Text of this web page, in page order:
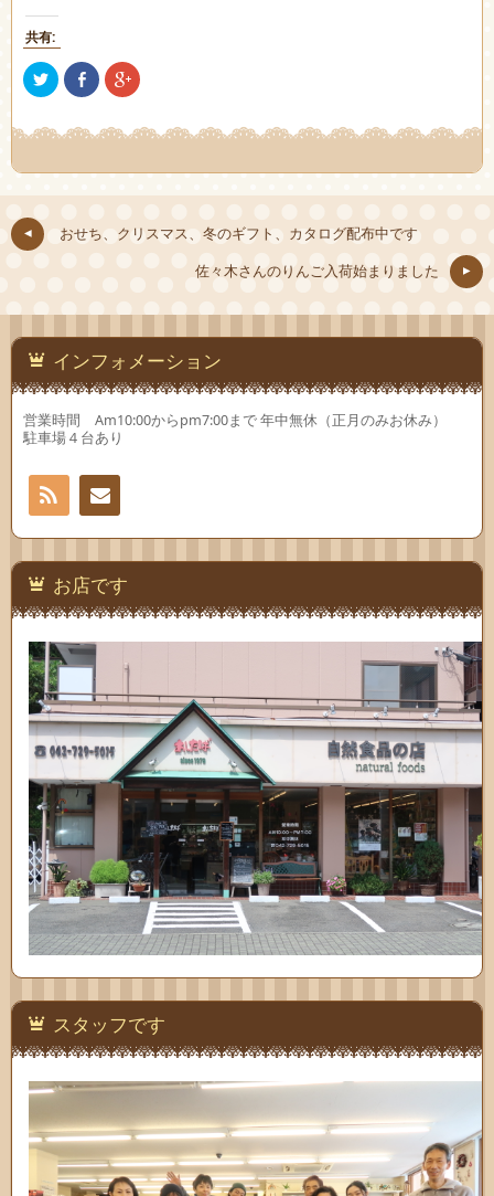
共有:
ク
リ
し
て
で
い
で
き
ま
す)
Facebook
で
(新
し
ウ
ン
ウ
で
ク
リ
し
て
で
有
し
い
で
き
ま
す)
おせち、クリスマス、冬のギフト、カタログ配布中です
佐々木さんのりんご入荷始まりました
インフォメーション
営業時間 Am10:00からpm7:00まで 年中無休（正月のみお休み）
駐車場４台あり
お問
い合
わせ
お店です
スタッフです